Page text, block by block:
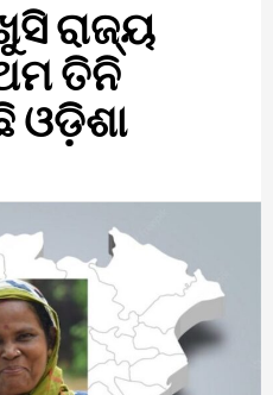
ରାଜ୍ୟ
ତିନି
ଓଡ଼ିଶା